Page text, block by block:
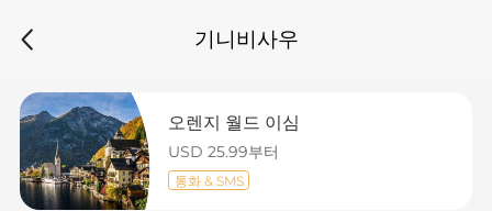
기니비사우
오렌지 월드 이심
USD 25.99부터
통화 & SMS